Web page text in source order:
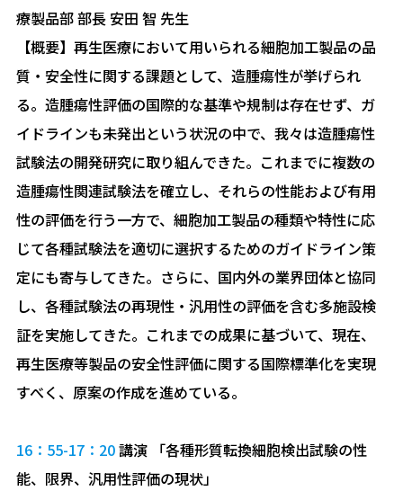
療製品部 部⾧ 安田 智 先生
【概要】再生医療において用いられる細胞加工製品の品
質・安全性に関する課題として、造腫瘍性が挙げられ
る。造腫瘍性評価の国際的な基準や規制は存在せず、ガ
イドラインも未発出という状況の中で、我々は造腫瘍性
試験法の開発研究に取り組んできた。これまでに複数の
造腫瘍性関連試験法を確立し、それらの性能および有用
性の評価を行う一方で、細胞加工製品の種類や特性に応
じて各種試験法を適切に選択するためのガイドライン策
定にも寄与してきた。さらに、国内外の業界団体と協同
し、各種試験法の再現性・汎用性の評価を含む多施設検
証を実施してきた。これまでの成果に基づいて、現在、
再生医療等製品の安全性評価に関する国際標準化を実現
すべく、原案の作成を進めている。
16：55-17：20講演 「各種形質転換細胞検出試験の性
能、限界、汎用性評価の現状」